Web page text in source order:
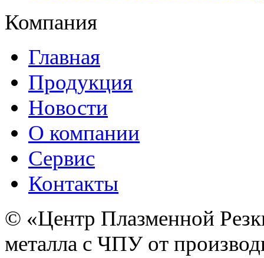
Компания
Главная
Продукция
Новости
О компании
Сервис
Контакты
© «Центр Плазменной
металла с ЧПУ от